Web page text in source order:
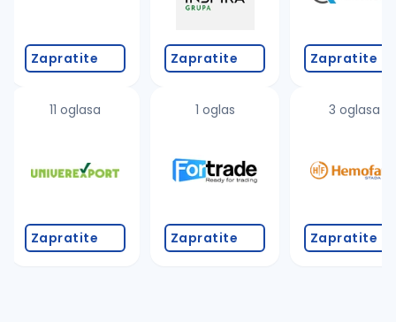
Zapratite
11 oglasa
Zapratite
Zapratite
1 oglas
Zapratite
Zapratite
3 oglasa
Zapratite